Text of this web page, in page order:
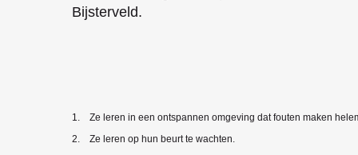
Bijsterveld.
1. Ze leren in een ontspannen omgeving dat fouten maken
2. Ze leren op hun beurt te wachten.